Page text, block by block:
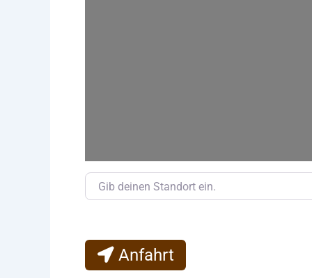
Gib deinen Standort ein.
Anfahrt